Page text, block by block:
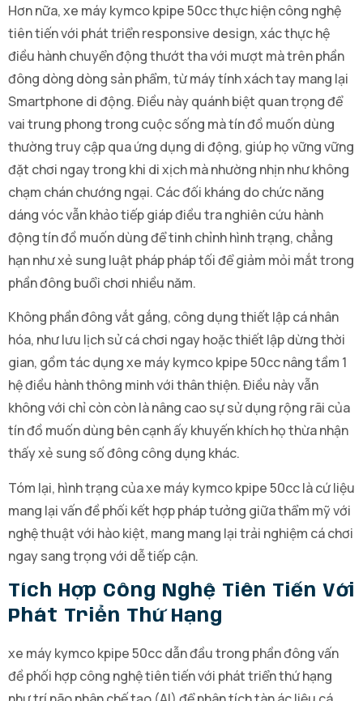
Hơn nữa, xe máy kymco kpipe 50cc thực hiện công nghệ
tiên tiến với phát triển responsive design, xác thực hệ
điều hành chuyển động thướt tha với mượt mà trên phần
đông dòng dòng sản phẩm, từ máy tính xách tay mang lại
Smartphone di động. Điều này quánh biệt quan trọng để
vai trung phong trong cuộc sống mà tín đồ muốn dùng
thường truy cập qua ứng dụng di động, giúp họ vững vững
đặt chơi ngay trong khi di xịch mà nhường nhịn như không
chạm chán chướng ngại. Các đối kháng do chức năng
dáng vóc vẫn khảo tiếp giáp điều tra nghiên cứu hành
động tín đồ muốn dùng để tinh chỉnh hình trạng, chẳng
hạn như xẻ sung luật pháp pháp tối để giảm mỏi mắt trong
phần đông buổi chơi nhiều năm.
Không phần đông vắt gắng, công dụng thiết lập cá nhân
hóa, như lưu lịch sử cá chơi ngay hoặc thiết lập dừng thời
gian, gồm tác dụng xe máy kymco kpipe 50cc nâng tầm 1
hệ điều hành thông minh với thân thiện. Điều này vẫn
không với chỉ còn còn là nâng cao sự sử dụng rộng rãi của
tín đồ muốn dùng bên cạnh ấy khuyến khích họ thừa nhận
thấy xẻ sung số đông công dụng khác.
Tóm lại, hình trạng của xe máy kymco kpipe 50cc là cứ liệu
mang lại vấn đề phối kết hợp pháp tưởng giữa thẩm mỹ với
nghệ thuật với hào kiệt, mang mang lại trải nghiệm cá chơi
ngay sang trọng với dễ tiếp cận.
Tích Hợp Công Nghệ Tiên Tiến Với
Phát Triển Thứ Hạng
xe máy kymco kpipe 50cc dẫn đầu trong phần đông vấn
đề phối hợp công nghệ tiên tiến với phát triển thứ hạng